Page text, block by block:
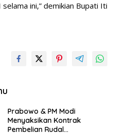
ini,” demikian Bupati Iti
Prabowo & PM Modi
Menyaksikan Kontrak
Pembelian Rudal